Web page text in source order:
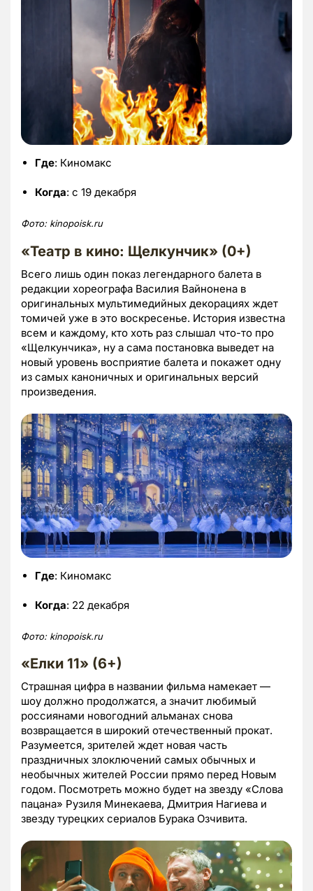
Где: Киномакс
Когда: с 19 декабря
Фото: kinopoisk.ru
«Театр в кино: Щелкунчик» (0+)
Всего лишь один показ легендарного балета в
редакции хореографа Василия Вайнонена в
оригинальных мультимедийных декорациях ждет
томичей уже в это воскресенье. История известна
всем и каждому, кто хоть раз слышал что-то про
«Щелкунчика», ну а сама постановка выведет на
новый уровень восприятие балета и покажет одну
из самых каноничных и оригинальных версий
произведения.
Где: Киномакс
Когда: 22 декабря
Фото: kinopoisk.ru
«Елки 11» (6+)
Страшная цифра в названии фильма намекает —
шоу должно продолжатся, а значит любимый
россиянами новогодний альманах снова
возвращается в широкий отечественный прокат.
Разумеется, зрителей ждет новая часть
праздничных злоключений самых обычных и
необычных жителей России прямо перед Новым
годом. Посмотреть можно будет на звезду «Слова
пацана» Рузиля Минекаева, Дмитрия Нагиева и
звезду турецких сериалов Бурака Озчивита.